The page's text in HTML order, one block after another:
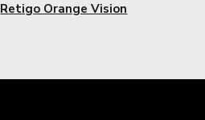
Retigo Orange Vision